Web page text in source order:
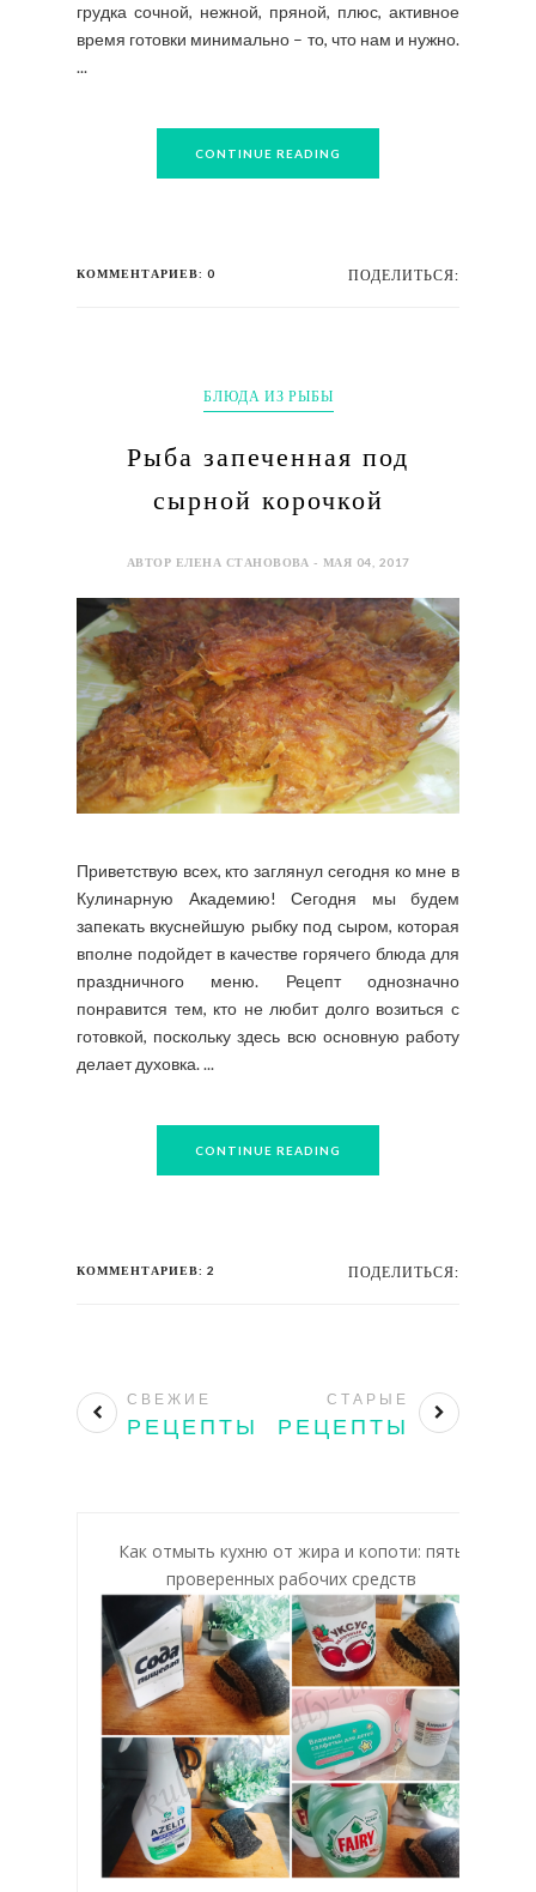
грудка сочной, нежной, пряной, плюс, активное
время готовки минимально – то, что нам и нужно.
...
CONTINUE READING
КОММЕНТАРИЕВ: 0 ПОДЕЛИТЬСЯ:
БЛЮДА ИЗ РЫБЫ
Рыба запеченная под
сырной корочкой
АВТОР ЕЛЕНА СТАНОВОВА - МАЯ 04, 2017
Приветствую всех, кто заглянул сегодня ко мне в
Кулинарную Академию! Сегодня мы будем
запекать вкуснейшую рыбку под сыром, которая
вполне подойдет в качестве горячего блюда для
праздничного меню. Рецепт однозначно
понравится тем, кто не любит долго возиться с
готовкой, поскольку здесь всю основную работу
делает духовка. ...
CONTINUE READING
КОММЕНТАРИЕВ: 2 ПОДЕЛИТЬСЯ:
СВЕЖИЕ
РЕЦЕПТЫ
СТАРЫЕ
РЕЦЕПТЫ
Как отмыть кухню от жира и копоти: пять
проверенных рабочих средств